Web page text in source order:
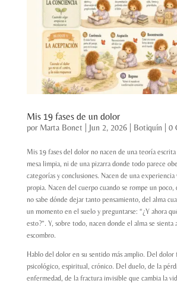
Mis 19 fases de un dolor
por Marta Bonet Jun 2, 2026| Botiquín 0
Mis 19 fases del dolor no nacen de una teoría
mesa limpia, ni de una pizarra donde todo parece
categorías y conclusiones. Nacen de una experiencia
propia. Nacen del cuerpo cuando se rompe un poco,
no sabe dónde dejar tanto pensamiento, del alma
un momento en el suelo y preguntarse: “¿Y ahora
esto?”. Y, sobre todo, nacen donde el alma se sienta
escombro.
Hablo del dolor en su sentido más amplio. Del dolor
psicológico, espiritual, crónico. Del duelo, de la
enfermedad, de la fractura invisible que cambia la